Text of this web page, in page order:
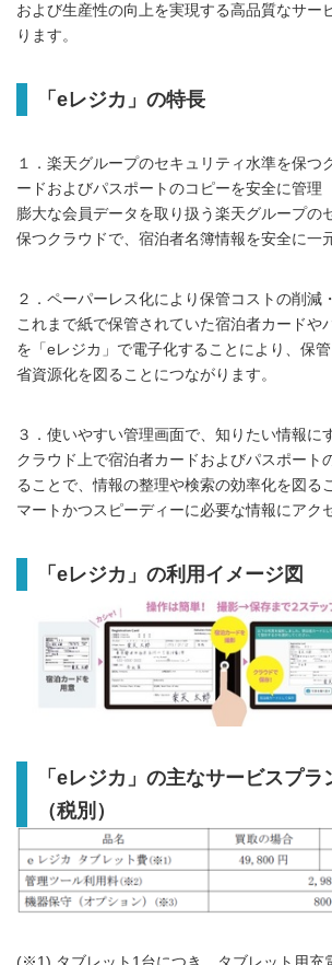
および生産性の向上を実現する高品質なサー
ります。
「eレジカ」の特長
１．楽天グループのセキュリティ水準を保つ
ードおよびパスポートのコピーを安全に管理
膨大な会員データを取り扱う楽天グループの
保つクラウドで、宿泊者名簿情報を安全に一
２．ペーパーレス化により保管コストの削減
これまで紙で保管されていた宿泊者カードや
を「eレジカ」で電子化することにより、保
省資源化を図ることにつながります。
３．使いやすい管理画面で、知りたい情報に
クラウド上で宿泊者カードおよびパスポート
ることで、情報の整理や検索の効率化を図る
マートかつスピーディーに必要な情報にアク
「eレジカ」の利用イメージ図
「eレジカ」の主なサービスプ
（税別）